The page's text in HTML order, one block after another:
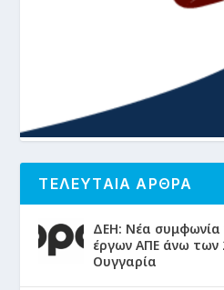
ΤΕΛΕΥΤΑΙΑ ΑΡΘΡΑ
ΔΕΗ: Νέα συμφωνία
έργων ΑΠΕ άνω των
Ουγγαρία